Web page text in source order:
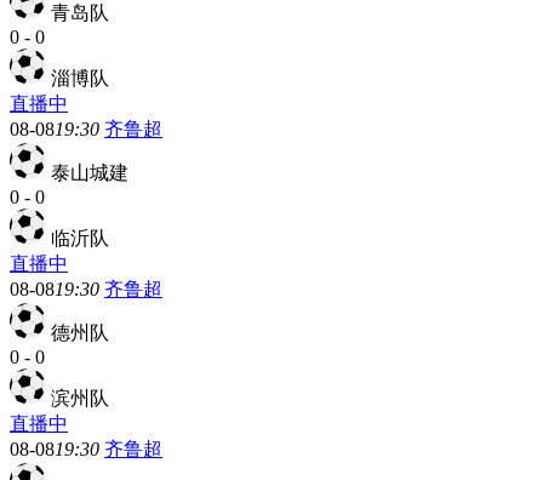
青岛队
0 - 0
淄博队
直播中
08-0819:30 齐鲁超
泰山城建
0 - 0
临沂队
直播中
08-0819:30 齐鲁超
德州队
0 - 0
滨州队
直播中
08-0819:30 齐鲁超